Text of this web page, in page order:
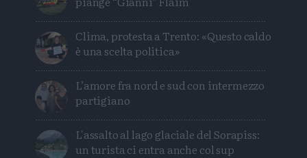
Clima, protesta a Trento: «Questo caldo
è una scelta politica»
L’amore fra nord e sud con intermezzo
partigiano
L'assalto al lago glaciale del Sorapiss:
un turista ci entra anche col sup